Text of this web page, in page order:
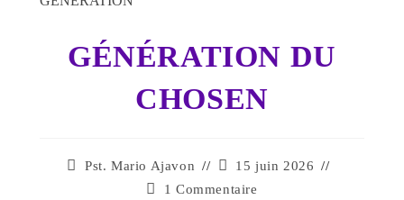
GÉNÉRATION DU
CHOSEN
Pst. Mario Ajavon
15 juin 2026
1 Commentaire